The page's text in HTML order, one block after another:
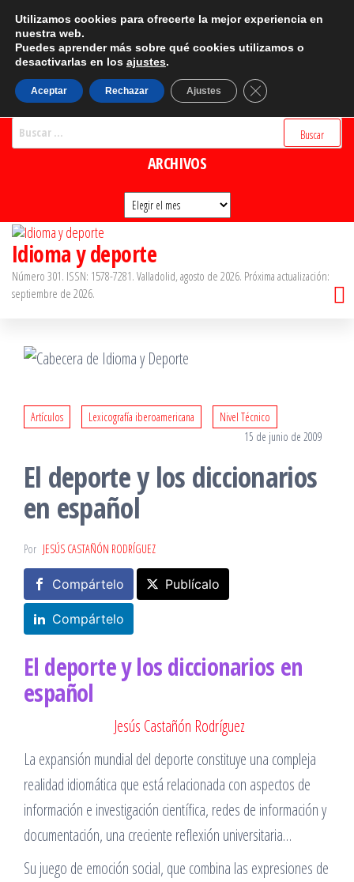
Saltar
contenido
CATEGORÍAS
Categorías
BUSCADOR
ARCHIVOS
Archivos
Idioma y deporte
Número 301. ISSN: 1578-7281. Valladolid, agosto de 2026. Próxima actualización:
septiembre de 2026.
Artículos Lexicografía iberoamericana
Nivel Técnico
15 de junio de 2009
El deporte y los diccionarios
en español
Por JESÚS CASTAÑÓN RODRÍGUEZ
Compártelo Publícalo
Compártelo
El deporte y los diccionarios en
español
Jesús Castañón Rodríguez
La expansión mundial del deporte constituye una compleja
realidad idiomática que está relacionada con aspectos de
información e investigación científica, redes de información y
documentación, una creciente reflexión universitaria…
Su juego de emoción social, que combina las expresiones de
Utilizamos cookies para ofrecerte la mejor experiencia en
nuestra web.
Puedes aprender más sobre qué cookies utilizamos o
desactivarlas en los ajustes.
Aceptar Rechazar Ajustes Cerrar el banner